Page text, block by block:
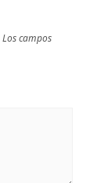
Los campos